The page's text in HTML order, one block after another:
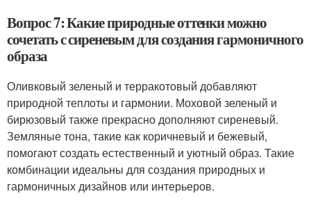
Вопрос 7: Какие природные оттенки можно
сочетать с сиреневым для создания гармоничного
образа
Оливковый зеленый и терракотовый добавляют
природной теплоты и гармонии. Моховой зеленый и
бирюзовый также прекрасно дополняют сиреневый.
Земляные тона, такие как коричневый и бежевый,
помогают создать естественный и уютный образ. Такие
комбинации идеальны для создания природных и
гармоничных дизайнов или интерьеров.